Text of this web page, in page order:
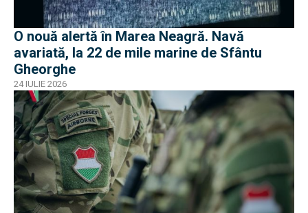
O nouă alertă în Marea Neagră. Navă
avariată, la 22 de mile marine de Sfântu
Gheorghe
24 IULIE 2026